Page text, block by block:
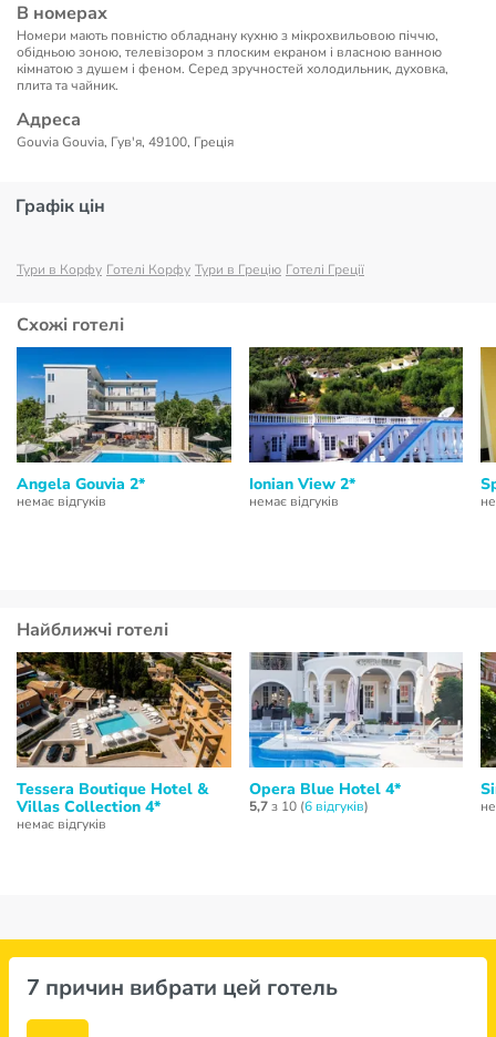
В номерах
Номери мають повністю обладнану кухню з мікрохвильовою піччю,
обідньою зоною, телевізором з плоским екраном і власною ванною
кімнатою з душем і феном. Серед зручностей холодильник, духовка,
плита та чайник.
Адреса
Gouvia Gouvia, Гув'я, 49100, Греція
Графік цін
Тури в Корфу Готелі Корфу Тури в Грецію Готелі Греції
Схожі готелі
Angela Gouvia 2*
немає відгуків
Ionian View 2*
немає відгуків
Найближчі готелі
Tessera Boutique Hotel &
Villas Collection 4*
немає відгуків
Opera Blue Hotel 4*
5,7з 10 (6 відгуків)
7 причин вибрати цей готель